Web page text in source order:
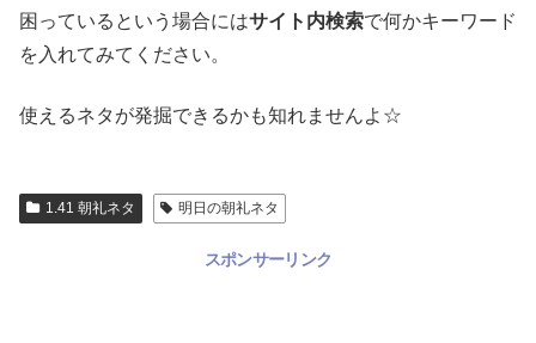
困っているという場合にはサイト内検索で何かキーワード
を入れてみてください。
使えるネタが発掘できるかも知れませんよ☆
1.41 朝礼ネタ 明日の朝礼ネタ
スポンサーリンク